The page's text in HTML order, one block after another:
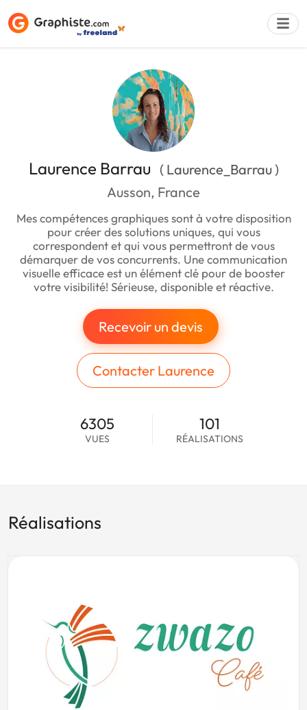
Laurence Barrau ( Laurence_Barrau )
Ausson, France
Mes compétences graphiques sont à votre disposition
pour créer des solutions uniques, qui vous
correspondent et qui vous permettront de vous
démarquer de vos concurrents. Une communication
visuelle efficace est un élément clé pour de booster
votre visibilité! Sérieuse, disponible et réactive.
Recevoir un devis
Contacter Laurence
6305
VUES
101
RÉALISATIONS
Réalisations